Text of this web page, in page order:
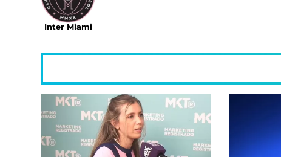
Inter Miami